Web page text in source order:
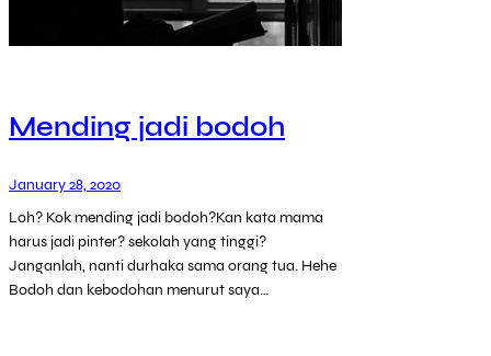
Mending jadi bodoh
January 28, 2020
Loh? Kok mending jadi bodoh?Kan kata mama
harus jadi pinter? sekolah yang tinggi?
Janganlah, nanti durhaka sama orang tua. Hehe
Bodoh dan kebodohan menurut saya…